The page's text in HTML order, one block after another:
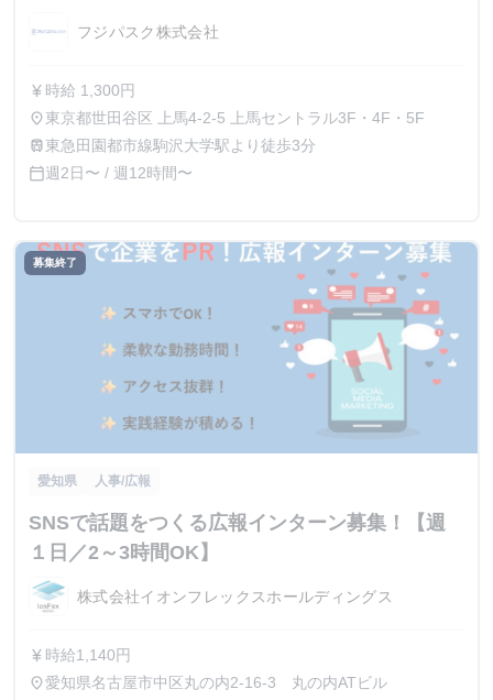
フジパスク株式会社
currency_yen 時給 1,300円
place東京都世田谷区 上馬4-2-5 上馬セントラル3F・4F・5F
train東急田園都市線駒沢大学駅より徒歩3分
calendar_today週2日〜 / 週12時間〜
募集終了
愛知県 人事/広報
SNSで話題をつくる広報インターン募集！【週
１日／2～3時間OK】
株式会社イオンフレックスホールディングス
currency_yen 時給1,140円
place愛知県名古屋市中区丸の内2-16-3 丸の内ATビル